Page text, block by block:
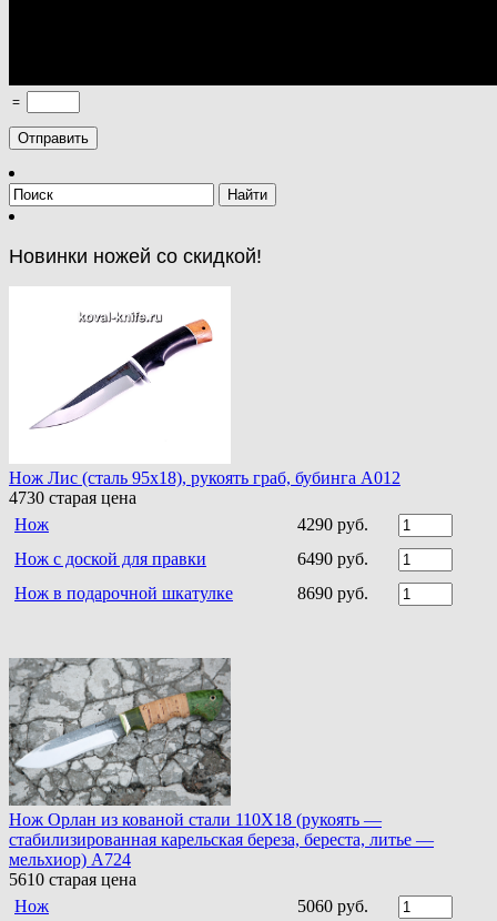
=
Новинки ножей со скидкой!
Нож Лис (сталь 95х18), рукоять граб, бубинга A012
4730 старая цена
Нож
4290 руб.
Нож с доской для правки
6490 руб.
Нож в подарочной шкатулке
8690 руб.
Нож Орлан из кованой стали 110Х18 (рукоять —
стабилизированная карельская береза, береста, литье —
мельхиор) A724
5610 старая цена
Нож
5060 руб.